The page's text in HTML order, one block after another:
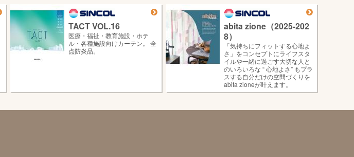
TACT VOL.16
医療・福祉・教育施設・ホテ
ル・各種施設向けカーテン。 全
点防炎品。
abita zione（2025-202
8）
「気持ちにフィットする心地よ
さ」をコンセプトにライフスタ
イルや一緒に過ごす大切な人と
のいろいろな “ 心地よさ” もプラ
スする自分だけの空間づくりを
abita zioneが叶えます。